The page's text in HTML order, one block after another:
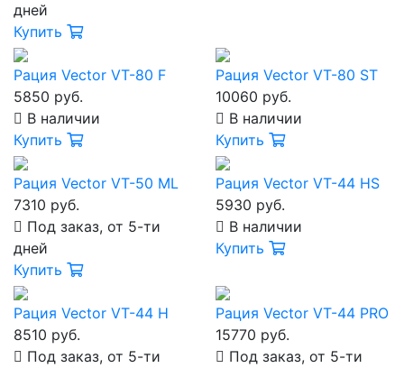
дней
Купить
Рация Vector VT-80 F
5850 руб.
В наличии
Купить
Рация Vector VT-80 ST
10060 руб.
В наличии
Купить
Рация Vector VT-50 ML
7310 руб.
Под заказ, от 5-ти
дней
Купить
Рация Vector VT-44 HS
5930 руб.
В наличии
Купить
Рация Vector VT-44 H
8510 руб.
Под заказ, от 5-ти
Рация Vector VT-44 PRO
15770 руб.
Под заказ, от 5-ти